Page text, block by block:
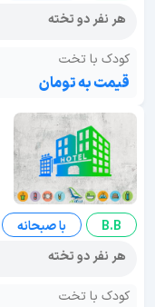
هر نفر دو تخته
کودک با تخت
قیمت به تومان
B.B
با صبحانه
هر نفر دو تخته
کودک با تخت